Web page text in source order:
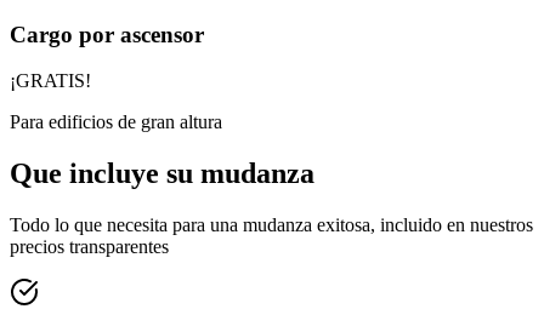
Cargo por ascensor
¡GRATIS!
Para edificios de gran altura
Que incluye su mudanza
Todo lo que necesita para una mudanza exitosa, incluido en nuestros
precios transparentes